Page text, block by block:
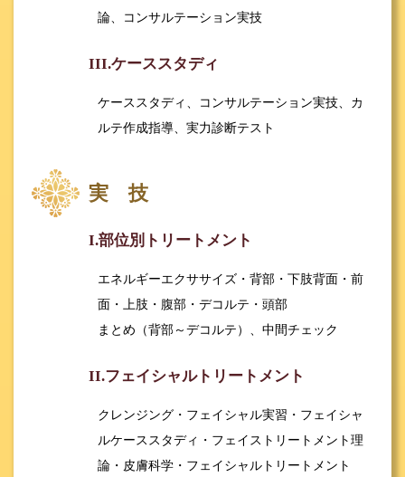
論、コンサルテーション実技
III.ケーススタディ
ケーススタディ、コンサルテーション実技、カ
ルテ作成指導、実力診断テスト
実 技
I.部位別トリートメント
エネルギーエクササイズ・背部・下肢背面・前
面・上肢・腹部・デコルテ・頭部
まとめ（背部～デコルテ）、中間チェック
II.フェイシャルトリートメント
クレンジング・フェイシャル実習・フェイシャ
ルケーススタディ・フェイストリートメント理
論・皮膚科学・フェイシャルトリートメント